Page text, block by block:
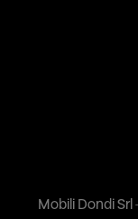
Mobili Dondi